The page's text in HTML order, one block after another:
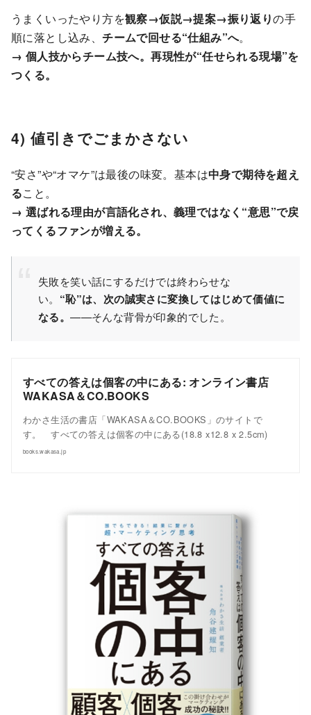
うまくいったやり方を観察→仮説→提案→振り返りの手
順に落とし込み、チームで回せる“仕組み”へ。
→ 個人技からチーム技へ。再現性が“任せられる現場”を
つくる。
4) 値引きでごまかさない
“安さ”や“オマケ”は最後の味変。基本は中身で期待を超え
ること。
→ 選ばれる理由が言語化され、義理ではなく“意思”で戻
ってくるファンが増える。
失敗を笑い話にするだけでは終わらせな
い。 “恥”は、次の誠実さに変換してはじめて価値に
なる。——そんな背骨が印象的でした。
すべての答えは個客の中にある: オンライン書店
WAKASA＆CO.BOOKS
わかさ生活の書店「WAKASA＆CO.BOOKS」のサイトで
す。 すべての答えは個客の中にある(18.8 x12.8 x 2.5cm)
books.wakasa.jp